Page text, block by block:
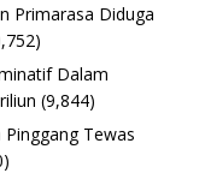
Primarasa Diduga
Dalam
(9,844)
Tewas